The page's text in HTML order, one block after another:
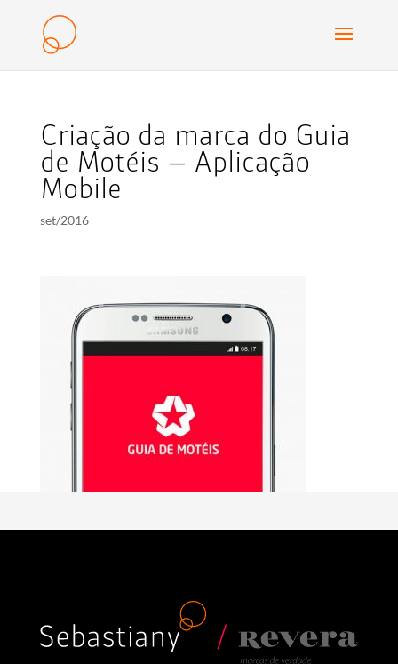
Criação da marca do Guia
de Motéis – Aplicação
Mobile
set/2016